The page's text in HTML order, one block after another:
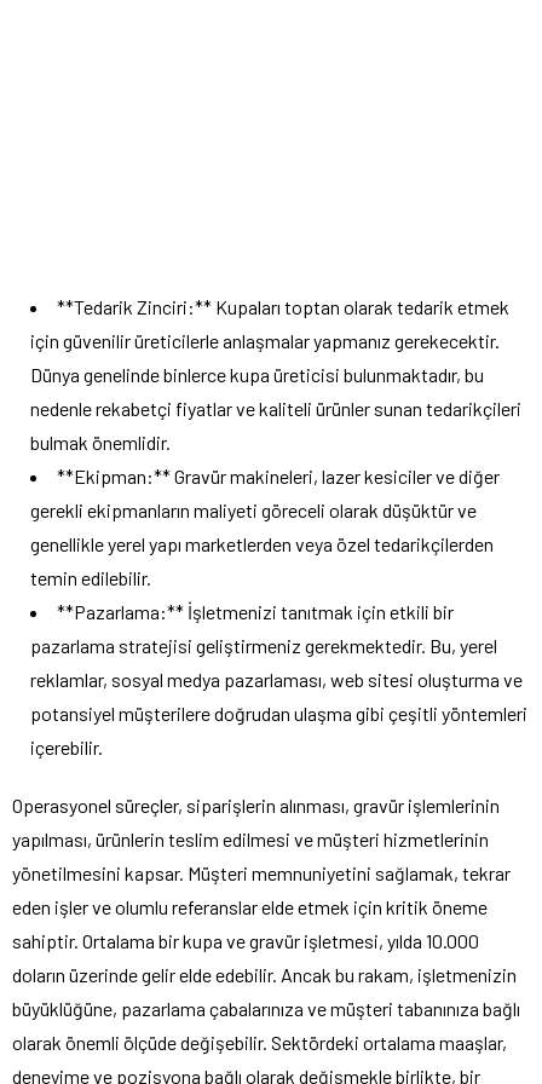
**Tedarik Zinciri:** Kupaları toptan olarak tedarik etmek
için güvenilir üreticilerle anlaşmalar yapmanız gerekecektir.
Dünya genelinde binlerce kupa üreticisi bulunmaktadır, bu
nedenle rekabetçi fiyatlar ve kaliteli ürünler sunan tedarikçileri
bulmak önemlidir.
**Ekipman:** Gravür makineleri, lazer kesiciler ve diğer
gerekli ekipmanların maliyeti göreceli olarak düşüktür ve
genellikle yerel yapı marketlerden veya özel tedarikçilerden
temin edilebilir.
**Pazarlama:** İşletmenizi tanıtmak için etkili bir
pazarlama stratejisi geliştirmeniz gerekmektedir. Bu, yerel
reklamlar, sosyal medya pazarlaması, web sitesi oluşturma ve
potansiyel müşterilere doğrudan ulaşma gibi çeşitli yöntemleri
içerebilir.
Operasyonel süreçler, siparişlerin alınması, gravür işlemlerinin
yapılması, ürünlerin teslim edilmesi ve müşteri hizmetlerinin
yönetilmesini kapsar. Müşteri memnuniyetini sağlamak, tekrar
eden işler ve olumlu referanslar elde etmek için kritik öneme
sahiptir. Ortalama bir kupa ve gravür işletmesi, yılda 10.000
doların üzerinde gelir elde edebilir. Ancak bu rakam, işletmenizin
büyüklüğüne, pazarlama çabalarınıza ve müşteri tabanınıza bağlı
olarak önemli ölçüde değişebilir. Sektördeki ortalama maaşlar,
deneyime ve pozisyona bağlı olarak değişmekle birlikte, bir